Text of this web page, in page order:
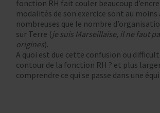
fonction RH fait couler beaucoup
modalités de son exercice sont au moins
nombreuses que le nombre
sur Terre ( je suis Marseillaise, il ne faut
origines).
A quoi est due cette confusion ou
contour de la fonction RH ? et plus
comprendre ce qui se passe dans une